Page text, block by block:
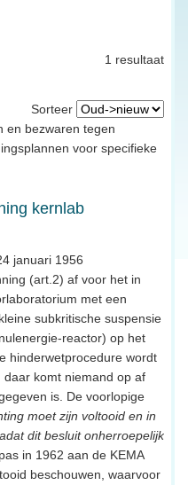
1 resultaat
Sorteer
en bezwaren tegen
voor specifieke
kernlab
januari 1956
(art.2) af voor het in
met een
subkritische suspensie
reactor) op het
hinderwetprocedure wordt
komt niemand op af
is. De voorlopige
moet zijn voltooid en in
dit besluit onherroepelijk
in 1962 aan de KEMA
beschouwen, waarvoor